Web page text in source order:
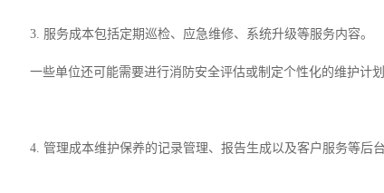
3. 服务成本包括定期巡检、应急维修、系统升级等服务内容。
一些单位还可能需要进行消防安全评估或制定个性化的维护计
4. 管理成本维护保养的记录管理、报告生成以及客户服务等后